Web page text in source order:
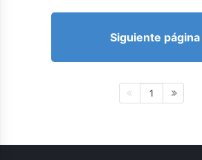
Siguiente página
1